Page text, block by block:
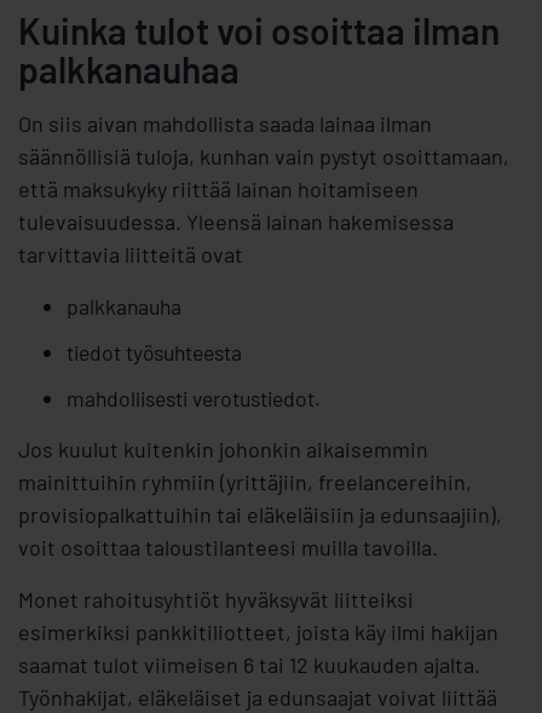
Kuinka tulot voi osoittaa ilman
palkkanauhaa
On siis aivan mahdollista saada lainaa ilman
säännöllisiä tuloja, kunhan vain pystyt osoittamaan,
että maksukyky riittää lainan hoitamiseen
tulevaisuudessa. Yleensä lainan hakemisessa
tarvittavia liitteitä ovat
palkkanauha
tiedot työsuhteesta
mahdollisesti verotustiedot.
Jos kuulut kuitenkin johonkin aikaisemmin
mainittuihin ryhmiin (yrittäjiin, freelancereihin,
provisiopalkattuihin tai eläkeläisiin ja edunsaajiin),
voit osoittaa taloustilanteesi muilla tavoilla.
Monet rahoitusyhtiöt hyväksyvät liitteiksi
esimerkiksi pankkitiliotteet, joista käy ilmi hakijan
saamat tulot viimeisen 6 tai 12 kuukauden ajalta.
Työnhakijat, eläkeläiset ja edunsaajat voivat liittää